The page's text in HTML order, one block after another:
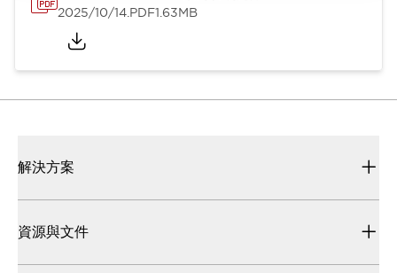
2025/10/14.PDF1.63MB
解決方案
資源與文件